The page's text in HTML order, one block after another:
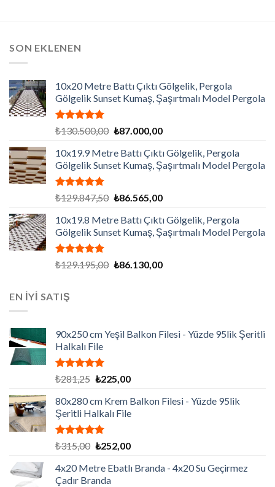
SON EKLENEN
10x20 Metre Battı Çıktı Gölgelik, Pergola
Gölgelik Sunset Kumaş, Şaşırtmalı Model Pergola
5 üzerinden
aldı
₺130.500,00 Orijinal
₺130.500,00.
₺87.000,00Şu
fiyat:
₺87.000,00.
10x19.9 Metre Battı Çıktı Gölgelik, Pergola
Gölgelik Sunset Kumaş, Şaşırtmalı Model Pergola
5 üzerinden
aldı
₺129.847,50 Orijinal
₺129.847,50.
₺86.565,00Şu
fiyat:
₺86.565,00.
10x19.8 Metre Battı Çıktı Gölgelik, Pergola
Gölgelik Sunset Kumaş, Şaşırtmalı Model Pergola
5 üzerinden
₺129.195,00 Orijinal
₺86.130,00Şu
EN İYİ SATIŞ
90x250 cm Yeşil Balkon Filesi - Yüzde 95lik Şeritli
Halkalı File
5 üzerinden
oy
aldı
₺281,25 Orijinal
₺281,25.
₺225,00Şu
fiyat:
₺225,00.
80x280 cm Krem Balkon Filesi - Yüzde 95lik
Şeritli Halkalı File
5 üzerinden
oy
aldı
₺315,00 Orijinal
₺315,00.
₺252,00Şu
fiyat:
4x20 Metre Ebatlı Branda - 4x20 Su Geçirmez
Çadır Branda